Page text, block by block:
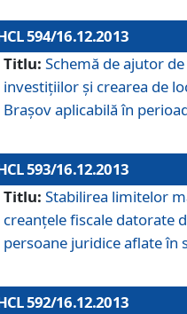
594/16.12.2013
Titlu: Schemă de ajutor
investiţiilor şi crearea de
Braşov aplicabilă în
593/16.12.2013
Titlu: Stabilirea limitelor
creanţele fiscale datorate
persoane juridice aflate în
592/16.12.2013